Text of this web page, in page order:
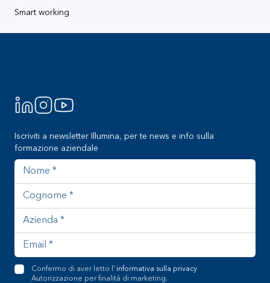
Smart working
Iscriviti a newsletter Illumina, per te news e info sulla
formazione aziendale
Nome
Cognome
Azienda
Indirizzo email
Confermo di aver letto l' informativa sulla privacy
Autorizzazione per finalità di marketing.